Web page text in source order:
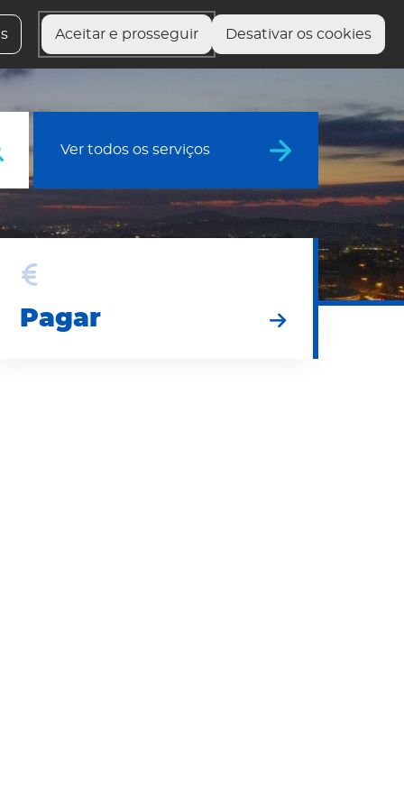
Aceitar e prosseguir Desativar os cookies
serviçosFale com o presidente Preciso de Ajuda
Ver todos os serviços
Pagar